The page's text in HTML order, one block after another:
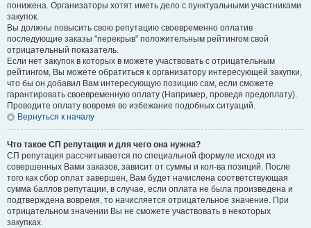
понижена. Организаторы хотят иметь дело с пунктуальными участниками
закупок.
Вы должны повысить свою репутацию своевременно оплатив
последующие заказы "перекрыв" положительным рейтингом свой
отрицательный показатель.
Если нет закупок в которых в можете участвовать с отрицательным
рейтингом, Вы можете обратиться к организатору интересующей закупки,
что бы он добавил Вам интересующую позицию сам, если сможете
гарантировать своевременную оплату (Например, проведя предоплату).
Проводите оплату вовремя во избежание подобных ситуаций.
Вернуться к началу
Что такое СП репутация и для чего она нужна?
СП репутация рассчитывается по специальной формуле исходя из
совершенных Вами заказов, зависит от суммы и кол-ва позиций. После
того как сбор оплат завершен, Вам будет начислена соответствующая
сумма баллов репутации, в случае, если оплата не была произведена и
подтверждена вовремя, то начисляется отрицательное значение. При
отрицательном значении Вы не сможете участвовать в некоторых
закупках.